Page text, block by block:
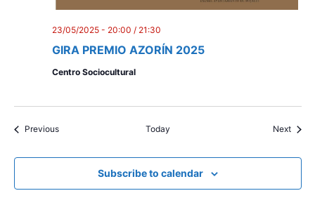
GIRA PREMIO AZORÍN 2025
23/05/2025 - 20:00 / 21:30
Centro Sociocultural
PreviousEvents Today Next
Subscribe to calendar